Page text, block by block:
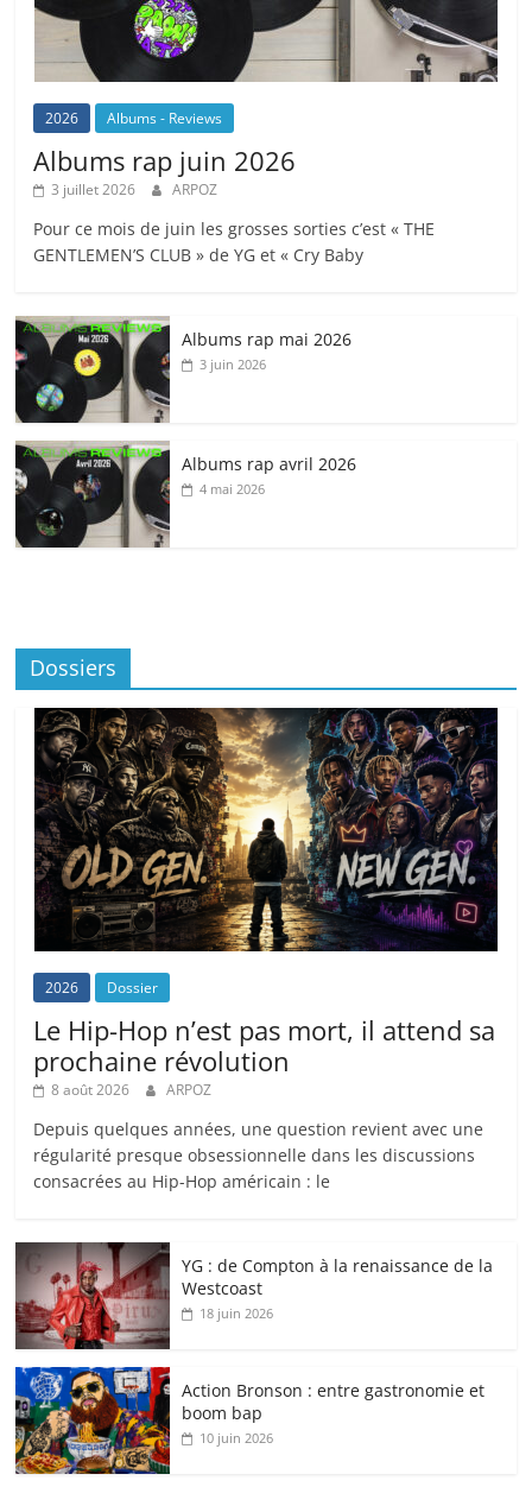
2026 Albums - Reviews
Albums rap juin 2026
3 juillet 2026 ARPOZ
Pour ce mois de juin les grosses sorties c’est « THE
GENTLEMEN’S CLUB » de YG et « Cry Baby
Albums rap mai 2026
3 juin 2026
Albums rap avril 2026
4 mai 2026
Dossiers
2026 Dossier
Le Hip-Hop n’est pas mort, il attend sa
prochaine révolution
8 août 2026 ARPOZ
Depuis quelques années, une question revient avec une
régularité presque obsessionnelle dans les discussions
consacrées au Hip-Hop américain : le
YG : de Compton à la renaissance de la
Westcoast
18 juin 2026
Action Bronson : entre gastronomie et
boom bap
10 juin 2026